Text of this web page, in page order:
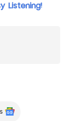
Listening!